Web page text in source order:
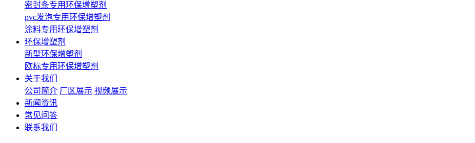
密封条专用环保增塑剂
pvc发泡专用环保增塑剂
涂料专用环保增塑剂
环保增塑剂
新型环保增塑剂
欧标专用环保增塑剂
关于我们
公司简介 厂区展示 视频展示
新闻资讯
常见问答
联系我们